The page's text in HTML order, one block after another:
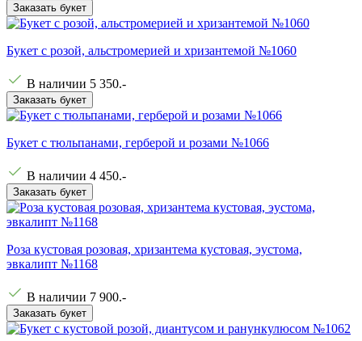
Заказать букет
Букет с розой, альстромерией и хризантемой №1060
В наличии 5 350.-
Заказать букет
Букет с тюльпанами, герберой и розами №1066
В наличии 4 450.-
Заказать букет
Роза кустовая розовая, хризантема кустовая, эустома,
эвкалипт №1168
В наличии 7 900.-
Заказать букет